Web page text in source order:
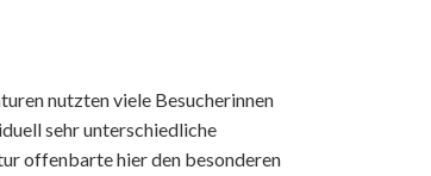
nutzten viele Besucherinnen
sehr unterschiedliche
offenbarte hier den besonderen